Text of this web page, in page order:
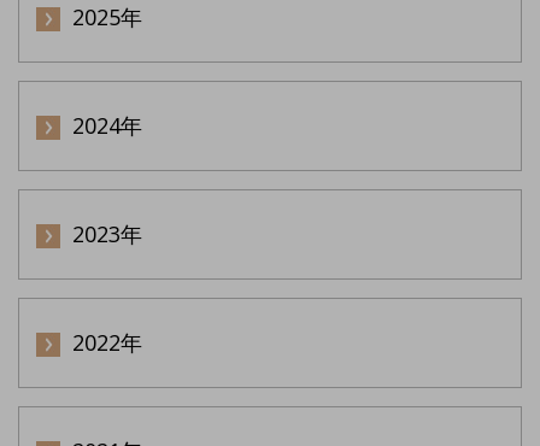
2025年
2024年
2023年
2022年